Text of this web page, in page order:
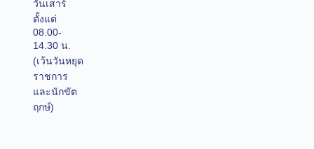
วันเสาร์
ตั้งแต่
08.00-
14.30 น.
(เว้นวันหยุด
ราชการ
และนักขัต
ฤกษ์)